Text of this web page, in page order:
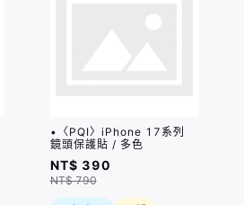
•〈PQI〉iPhone 17系列
鏡頭保護貼 / 多色
NT$ 390
NT$ 790